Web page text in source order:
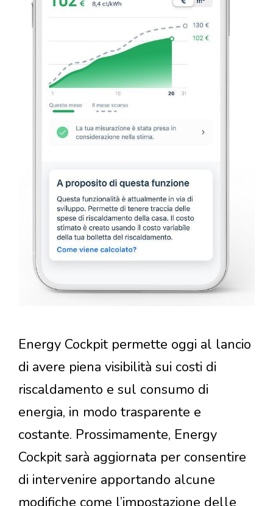
Energy Cockpit permette oggi al lancio
di avere piena visibilità sui costi di
riscaldamento e sul consumo di
energia, in modo trasparente e
costante. Prossimamente, Energy
Cockpit sarà aggiornata per consentire
di intervenire apportando alcune